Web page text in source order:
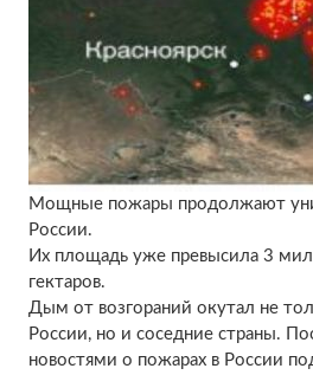
Мощные пожары продолжают
России.
Их площадь уже превысила 3
гектаров.
Дым от возгораний окутал не
России, но и соседние страны.
новостями о пожарах в России